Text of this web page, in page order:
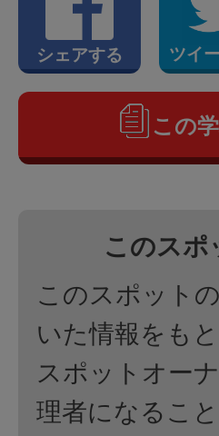
シェアする ツイ
この
このスポ
このスポット
いた情報をも
スポットオー
理者になるこ